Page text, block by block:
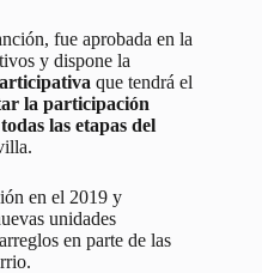
fue aprobada en la
y dispone la
que tendrá el
la participación
las etapas del
en el 2019 y
unidades
en parte de las